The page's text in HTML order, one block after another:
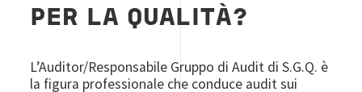
PER LA QUALITÀ?
L’Auditor/Responsabile Gruppo di Audit di S.G.Q. è
la figura professionale che conduce audit sui